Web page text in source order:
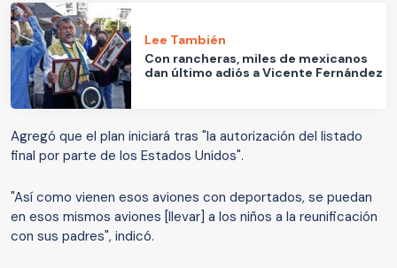
Lee También
Con rancheras, miles de mexicanos
dan último adiós a Vicente Fernández
Agregó que el plan iniciará tras "la autorización del listado
final por parte de los Estados Unidos".
"Así como vienen esos aviones con deportados, se puedan
en esos mismos aviones [llevar] a los niños a la reunificación
con sus padres", indicó.